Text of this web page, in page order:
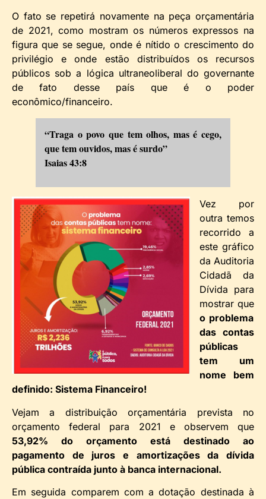
O fato se repetirá novamente na peça orçamentária
de 2021, como mostram os números expressos na
figura que se segue, onde é nítido o crescimento do
privilégio e onde estão distribuídos os recursos
públicos sob a lógica ultraneoliberal do governante
de fato desse país que é o poder
econômico/financeiro.
“Traga o povo que tem olhos, mas é cego,
que tem ouvidos, mas é surdo”
Isaias 43:8
Vez por
outra temos
recorrido a
este gráfico
da Auditoria
Cidadã da
Dívida para
mostrar que
o problema
das contas
públicas
tem um
nome bem
definido: Sistema Financeiro!
Vejam a distribuição orçamentária prevista no
orçamento federal para 2021 e observem que
53,92% do orçamento está destinado ao
pagamento de juros e amortizações da dívida
pública contraída junto à banca internacional.
Em seguida comparem com a dotação destinada à